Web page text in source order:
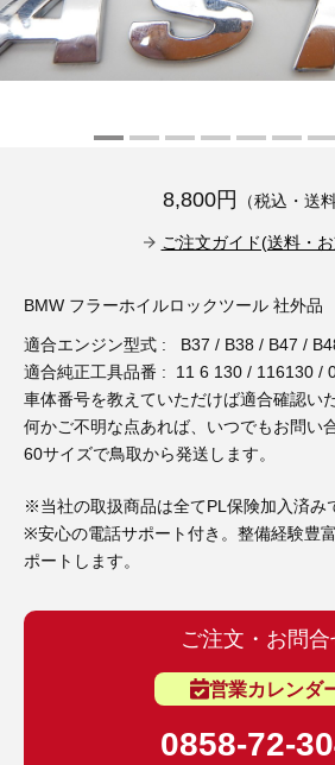
その他（20）
スウェーデン車（20）
ホイールロック取り外しツール（6）
3D プリンターペン（8）
ライト関連（6）
その他（12）
8,800円 （税込・送
ご注文ガイド(送料・
BMW フラーホイルロックツール 社外品
適合エンジン型式 : B37 / B38 / B47 /
適合純正工具品番 : 11 6 130 / 116130 /
車体番号を教えていただけば適合確認い
何かご不明な点あれば、いつでもお問い
60サイズで鳥取から発送します。
※当社の取扱商品は全てPL保険加入済み
※安心の電話サポート付き。整備経験豊
ポートします。
ご注文・お問合
営業カレンダ
0858-72-